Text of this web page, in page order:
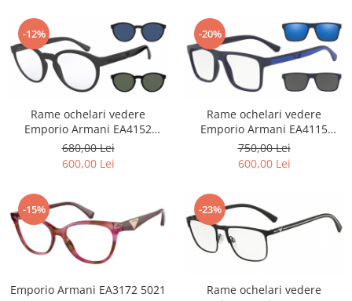
Metal ( Aluminum )
Metal + Plastic
Titan + Aur
Titan + silicon
Ultem
Brand
Ana Hickmann
Blumarine
Carolina Herrera
Cazal
-12%
Rame ochelari vedere
Emporio Armani EA4152
5801/1W Clip-On
680,00 Lei
600,00 Lei
-20%
Rame ochelari vedere
Emporio Armani EA4115
57591W Clip-On
750,00 Lei
600,00 Lei
-15%
Emporio Armani EA3172 5021
-23%
Rame ochelari vedere